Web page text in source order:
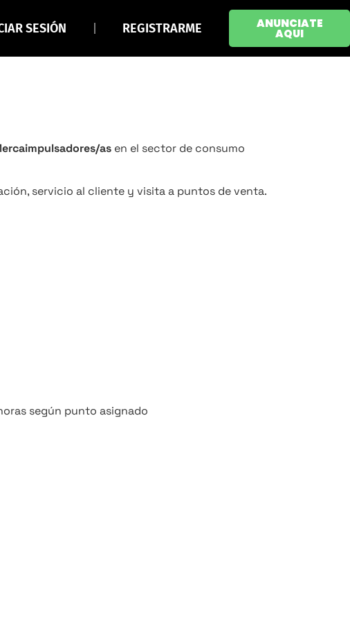
SESIÓN REGISTRARME ANUNCIATE
AQUI
as en el sector de consumo
servicio al cliente y visita a puntos de venta.
según punto asignado